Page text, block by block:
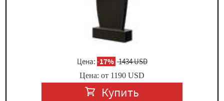
Цена: -17% 1434 USD
Цена: от 1190 USD
Купить